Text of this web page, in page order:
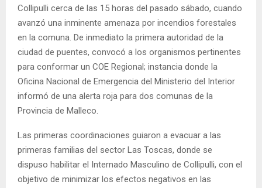
Collipulli cerca de las 15 horas del pasado sábado, cuando
avanzó una inminente amenaza por incendios forestales
en la comuna. De inmediato la primera autoridad de la
ciudad de puentes, convocó a los organismos pertinentes
para conformar un COE Regional; instancia donde la
Oficina Nacional de Emergencia del Ministerio del Interior
informó de una alerta roja para dos comunas de la
Provincia de Malleco.
Las primeras coordinaciones guiaron a evacuar a las
primeras familias del sector Las Toscas, donde se
dispuso habilitar el Internado Masculino de Collipulli, con el
objetivo de minimizar los efectos negativos en las